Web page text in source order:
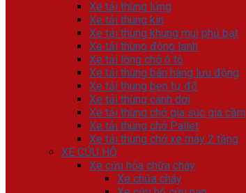
Xe tải thùng lửng
Xe tải thùng kín
Xe tải thùng khung mui phủ bạt
Xe tải thùng đông lạnh
Xe tải lồng chở ô tô
Xe tải thùng bán hàng lưu động
Xe tải thùng ben tự đổ
Xe tải thùng cánh dơi
Xe tải thùng chở gia súc gia cầm
Xe tải thùng chở Pallet
Xe tải thùng chở xe máy 2 tầng
XE CỨU HỘ
Xe cứu hỏa chữa cháy
Xe chữa cháy